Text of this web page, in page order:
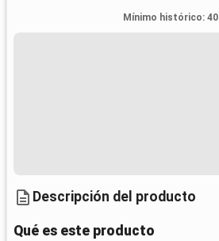
Mínimo histórico:
Descripción del producto
Qué es este producto